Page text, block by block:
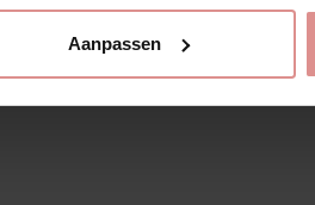
Aanpassen